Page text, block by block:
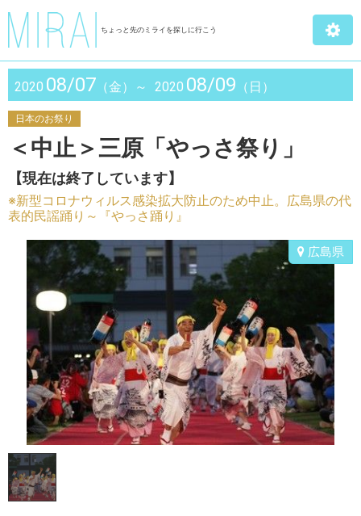
ちょっと先のミライを探しに行こう
2020 08/07 （金）～ 2020 08/09 （日）
日本のお祭り
＜中止＞三原「やっさ祭り」
【現在は終了しています】
※新型コロナウィルス感染拡大防止のため中止。広島県の代
表的民謡踊り～『やっさ踊り』
広島県